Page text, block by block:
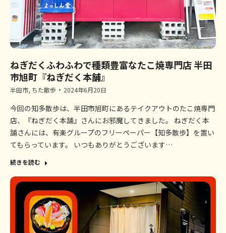
ねぎだくふわふわで種類豊富なたこ焼専門店 半田
市旭町『ねぎだく本舗』
半田市, ちた散歩 2024年6月20日
今回の知多散歩は、半田市旭町にあるテイクアウトのたこ焼専門
店、『ねぎだく本舗』さんにお邪魔してきました。 ねぎだく本
舗さんには、有楽グループのフリーペーパー【知多散歩】を置い
てもらっています。 いつもありがとうございます…
続きを読む